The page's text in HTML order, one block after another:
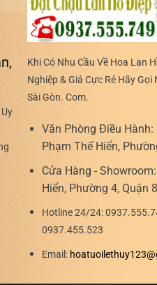
Khi Có Nhu Cầu Về Hoa Lan
Nghiệp & Giá Cực Rẻ Hãy
Sài Gòn. Com.
Văn Phòng Điều Hành:
Phạm Thế Hiển,
Cửa Hàng - Showroom:
Hiển, Phường 4, Quận
Hotline 24/24:
0937.455.523
Email: